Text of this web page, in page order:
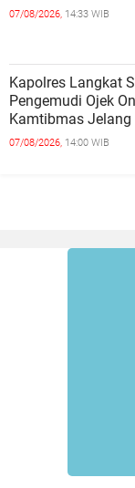
07/08/2026, 14:33 WIB
Kapolres Langkat
Pengemudi Ojek
Kamtibmas Jelang
07/08/2026, 14:00 WIB